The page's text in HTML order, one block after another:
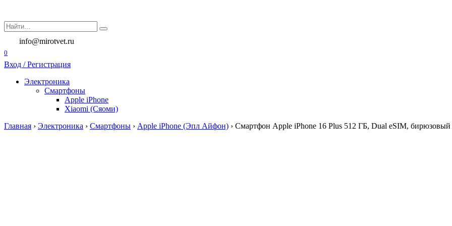
содержанию
Search
for:
info@mirotvet.ru
0
Вход / Регистрация
Электроника
Смартфоны
Apple iPhone
Xiaomi (Сяоми)
Главная › Электроника › Смартфоны › Apple iPhone (Эпл Айфон) › Смартфон Apple iPhone 16 Plus 512 ГБ, Dual eSIM, бирюзовый